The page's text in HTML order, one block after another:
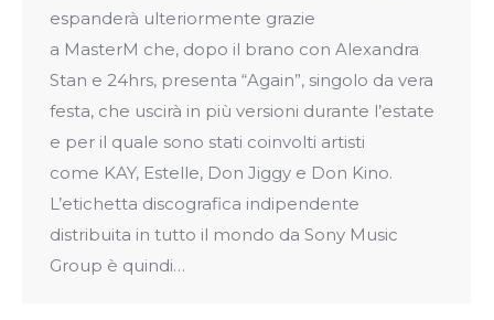
espanderà ulteriormente grazie
a MasterM che, dopo il brano con Alexandra
Stan e 24hrs, presenta “Again”, singolo da vera
festa, che uscirà in più versioni durante l’estate
e per il quale sono stati coinvolti artisti
come KAY, Estelle, Don Jiggy e Don Kino.
L’etichetta discografica indipendente
distribuita in tutto il mondo da Sony Music
Group è quindi…